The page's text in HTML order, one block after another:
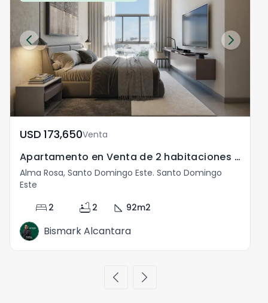
USD	173,650Venta
Apartamento en Venta de 2 habitaciones en Alma Rosa I
Alma Rosa, Santo Domingo Este. Santo Domingo
Este
bed 2 bathtub 2 square_foot 92m2
Bismark Alcantara
chevron_left chevron_right